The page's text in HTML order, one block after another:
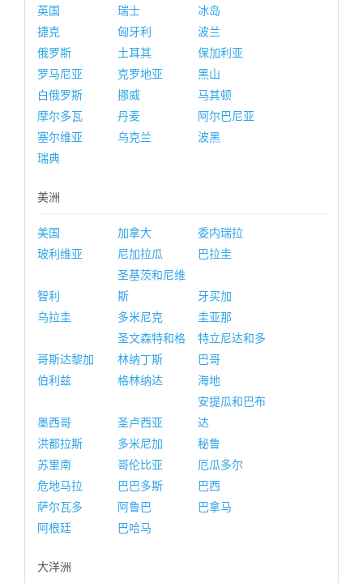
英国 瑞士
冰岛
捷克
匈牙利
波兰
俄罗斯
土耳其
保加利亚
罗马尼亚
克罗地亚
黑山
白俄罗斯
挪威
马其顿
摩尔多瓦
丹麦
阿尔巴尼亚
塞尔维亚
乌克兰
波黑
瑞典
美洲
美国 加拿大
委内瑞拉
玻利维亚
尼加拉瓜 巴拉圭
智利
圣基茨和尼维
斯
牙买加
乌拉圭
多米尼克 圭亚那
哥斯达黎加
圣文森特和格
林纳丁斯
特立尼达和多
巴哥
伯利兹
格林纳达 海地
墨西哥 圣卢西亚
安提瓜和巴布
达
洪都拉斯
多米尼加
秘鲁
苏里南
哥伦比亚
厄瓜多尔
危地马拉
巴巴多斯
巴西
萨尔瓦多
阿鲁巴
巴拿马
阿根廷
巴哈马
大洋洲